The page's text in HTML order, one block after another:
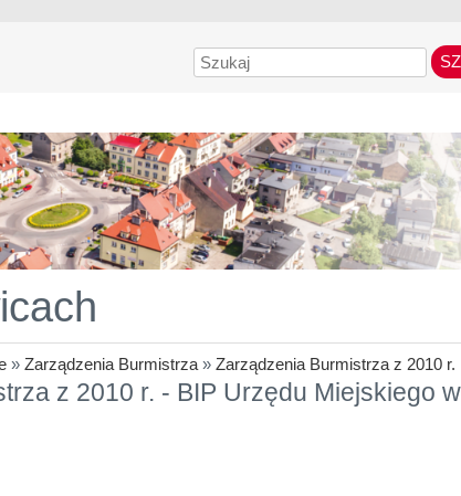
Szukaj
» Zarządzenia Burmistrza » Zarządzenia Burmistrza z 2010 r.
z 2010 r. - BIP Urzędu Miejskiego w